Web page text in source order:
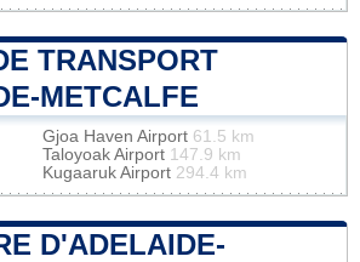
TRANSPORT
METCALFE
Gjoa Haven Airport 61.5 km
Taloyoak Airport 147.9 km
Kugaaruk Airport 294.4 km
D'ADELAIDE-